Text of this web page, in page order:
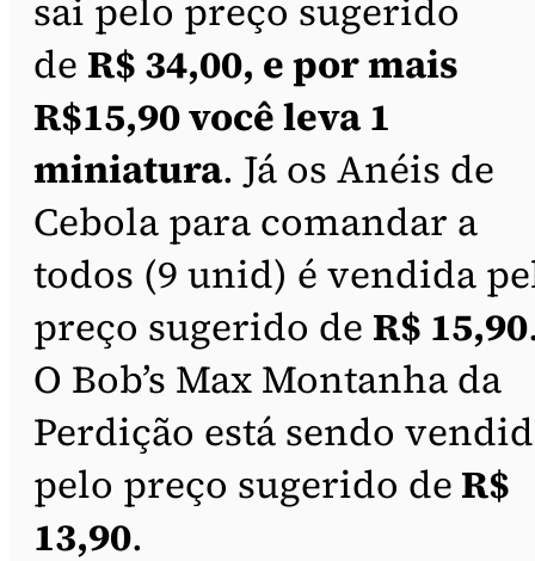
sai pelo preço sugerido
de R$ 34,00, e por mais
R$15,90 você leva 1
miniatura. Já os Anéis de
Cebola para comandar a
todos (9 unid) é vendida
preço sugerido de R$ 15,90
O Bob’s Max Montanha da
Perdição está sendo
pelo preço sugerido de R$
13,90.